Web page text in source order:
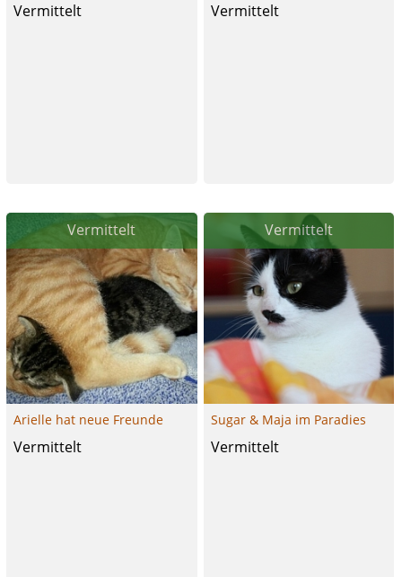
Vermittelt Vermittelt
Vermittelt
Arielle hat neue Freunde
Vermittelt
Vermittelt
Sugar & Maja im Paradies
Vermittelt